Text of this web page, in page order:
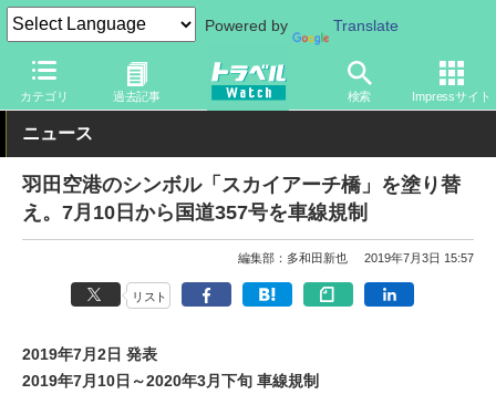
Powered by Translate
カテゴリ 過去記事 検索 Impressサイト
トラベル Watch 旅の方法 空旅 空港
ニュース
羽田空港のシンボル「スカイアーチ橋」を塗り替
え。7月10日から国道357号を車線規制
編集部：多和田新也 2019年7月3日 15:57
リスト
2019年7月2日 発表
2019年7月10日～2020年3月下旬 車線規制